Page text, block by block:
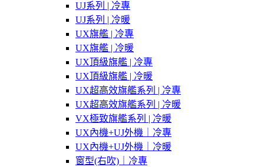
UJ系列 | 冷專
UJ系列 | 冷暖
UX旗艦 | 冷專
UX旗艦 | 冷暖
UX頂級旗艦 | 冷專
UX頂級旗艦 | 冷暖
UX超高效旗艦系列 | 冷專
UX超高效旗艦系列 | 冷暖
VX極致旗艦系列 | 冷暖
UX內機+UJ外機｜冷專
UX內機+UJ外機｜冷暖
窗型(右吹)｜冷專